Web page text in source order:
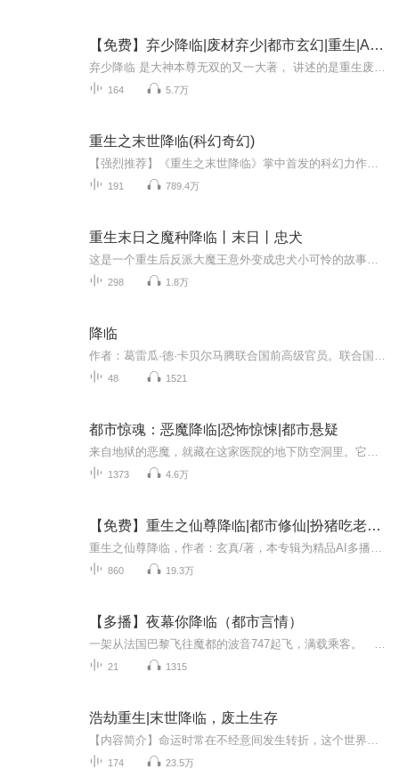
【免费】弃少降临|废材弃少|都市玄幻|重生|AI多播
164 5.7万
重生之末世降临(科幻奇幻)
191 789.4万
重生末日之魔种降临丨末日丨忠犬
298 1.8万
降临
48 1521
都市惊魂：恶魔降临|恐怖惊悚|都市悬疑
1373 4.6万
【免费】重生之仙尊降临|都市修仙|扮猪吃老虎的仙尊|AI多播
860 19.3万
【多播】夜幕你降临（都市言情）
21 1315
浩劫重生|末世降临，废土生存
174 23.5万